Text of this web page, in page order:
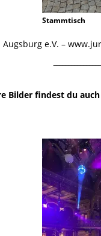
Stammtisch
Augsburg e.V. –
Bilder findest du